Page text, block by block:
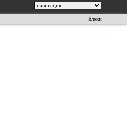
Блоки